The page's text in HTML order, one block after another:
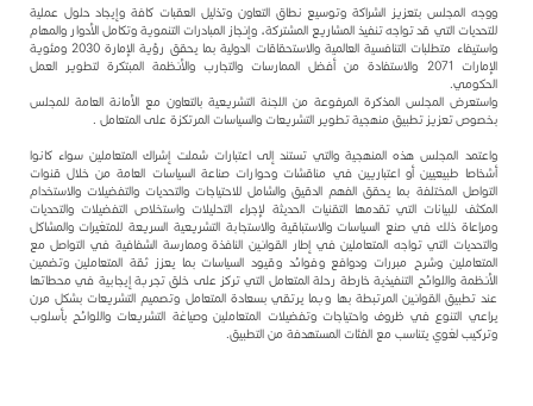
ووجه المجلس بتعزيز الشراكة وتوسيع نطاق التعاون وتذليل العقبات كافة وإيجاد حلول عملية
للتحديات التي قد تواجه تنفيذ المشاريع المشتركة، وإنجاز المبادرات التنموية وتكامل الأدوار والمهام
واستيفاء متطلبات التنافسية العالمية والاستحقاقات الدولية بما يحقق رؤية الإمارة 2030 ومئوية
الإمارات 2071 والاستفادة من أفضل الممارسات والتجارب والأنظمة المبتكرة لتطوير العمل
الحكومي.
واستعرض المجلس المذكرة المرفوعة من اللجنة التشريعية بالتعاون مع الأمانة العامة للمجلس
بخصوص تعزيز تطبيق منهجية تطوير التشريعات والسياسات المرتكزة على المتعامل .
واعتمد المجلس هذه المنهجية والتي تستند إلى اعتبارات شملت إشراك المتعاملين سواء كانوا
أشخاصا طبيعيين أو اعتباريين في مناقشات وحوارات صناعة السياسات العامة من خلال قنوات
التواصل المختلفة بما يحقق الفهم الدقيق والشامل للاحتياجات والتحديات والتفضيلات والاستخدام
المكثف للبيانات التي تقدمها التقنيات الحديثة لإجراء التحليلات واستخلاص التفضيلات والتحديات
ومراعاة ذلك في صنع السياسات والاستباقية والاستجابة التشريعية السريعة للمتغيرات والمشاكل
والتحديات التي تواجه المتعاملين في إطار القوانين النافذة وممارسة الشفافية في التواصل مع
المتعاملين وشرح مبررات ودوافع وفوائد وقيود السياسات بما يعزز ثقة المتعاملين وتضمين
الأنظمة واللوائح التنفيذية خارطة رحلة المتعامل التي تركز على خلق تجربة إيجابية في محطاتها
عند تطبيق القوانين المرتبطة بها وبما يرتقي بسعادة المتعامل وتصميم التشريعات بشكل مرن
يراعي التنوع في ظروف واحتياجات وتفضيلات المتعاملين وصياغة التشريعات واللوائح بأسلوب
وتركيب لغوي يتناسب مع الفئات المستهدفة من التطبيق.